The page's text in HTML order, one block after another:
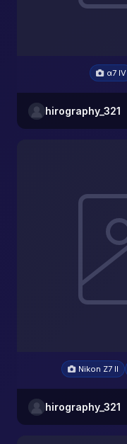
α7 IV
hirography_321
Nikon Z7 II
hirography_321